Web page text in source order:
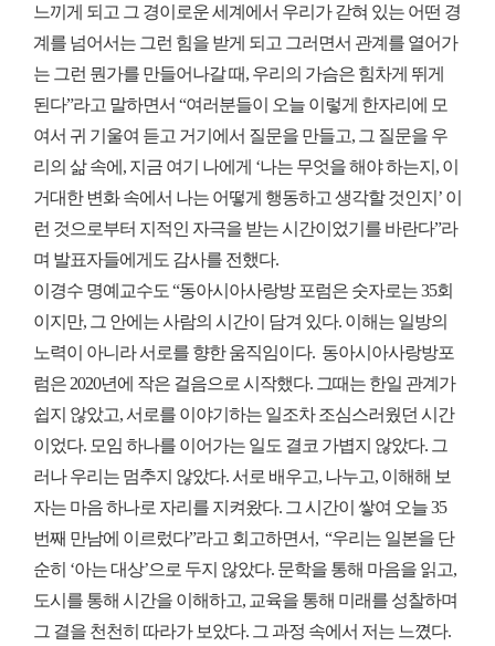
느끼게 되고 그 경이로운 세계에서 우리가 갇혀 있는 어떤 경
계를 넘어서는 그런 힘을 받게 되고 그러면서 관계를 열어가
는 그런 뭔가를 만들어나갈 때, 우리의 가슴은 힘차게 뛰게
된다”라고 말하면서 “여러분들이 오늘 이렇게 한자리에 모
여서 귀 기울여 듣고 거기에서 질문을 만들고, 그 질문을 우
리의 삶 속에, 지금 여기 나에게 ‘나는 무엇을 해야 하는지, 이
거대한 변화 속에서 나는 어떻게 행동하고 생각할 것인지’ 이
런 것으로부터 지적인 자극을 받는 시간이었기를 바란다”라
며 발표자들에게도 감사를 전했다.
이경수 명예교수도 “동아시아사랑방 포럼은 숫자로는 35회
이지만, 그 안에는 사람의 시간이 담겨 있다. 이해는 일방의
노력이 아니라 서로를 향한 움직임이다. 동아시아사랑방포
럼은 2020년에 작은 걸음으로 시작했다. 그때는 한일 관계가
쉽지 않았고, 서로를 이야기하는 일조차 조심스러웠던 시간
이었다. 모임 하나를 이어가는 일도 결코 가볍지 않았다. 그
러나 우리는 멈추지 않았다. 서로 배우고, 나누고, 이해해 보
자는 마음 하나로 자리를 지켜왔다. 그 시간이 쌓여 오늘 35
번째 만남에 이르렀다”라고 회고하면서, “우리는 일본을 단
순히 ‘아는 대상’으로 두지 않았다. 문학을 통해 마음을 읽고,
도시를 통해 시간을 이해하고, 교육을 통해 미래를 성찰하며
그 결을 천천히 따라가 보았다. 그 과정 속에서 저는 느꼈다.